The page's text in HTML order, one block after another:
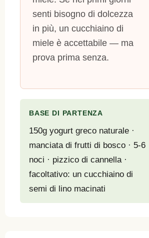
senti bisogno di dolcezza
in più, un cucchiaino di
miele è accettabile — ma
prova prima senza.
BASE DI PARTENZA
150g yogurt greco naturale ·
manciata di frutti di bosco · 5-6
noci · pizzico di cannella ·
facoltativo: un cucchiaino di
semi di lino macinati